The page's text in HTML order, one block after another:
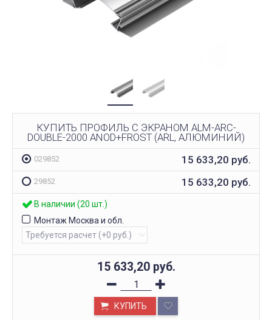
КУПИТЬ ПРОФИЛЬ С ЭКРАНОМ ALM-ARC-
DOUBLE-2000 ANOD+FROST (ARL, АЛЮМИНИЙ)
029852 15 633,20 руб.
29852 15 633,20 руб.
В наличии (20 шт.)
Монтаж Москва и обл.
15 633,20 руб.
КУПИТЬ